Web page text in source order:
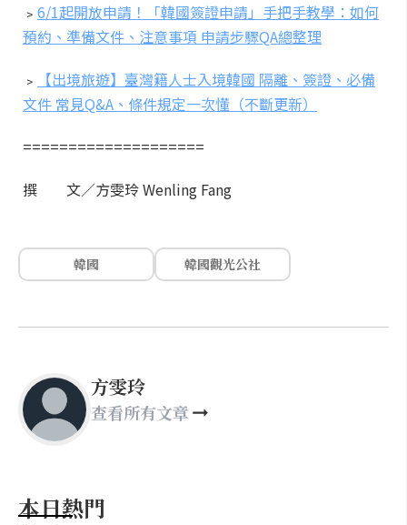
﹥ 6/1起開放申請！「韓國簽證申請」手把手教學：如何
預約、準備文件、注意事項 申請步驟QA總整理
﹥
【出境旅遊】臺灣籍人士入境韓國 隔離、簽證、必備
文件 常見Q&A、條件規定一次懂（不斷更新）
====================
撰 文／方雯玲 Wenling Fang
韓國 韓國觀光公社
方雯玲
查看所有文章
本日熱門